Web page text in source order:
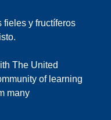
fieles y fructíferos
The United
of learning
many